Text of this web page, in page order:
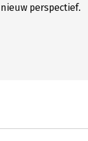
nieuw perspectief.